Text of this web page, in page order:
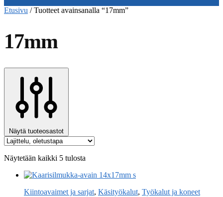
Etusivu /Tuotteet avainsanalla “17mm”
17mm
Näytä tuoteosastot
Näytetään kaikki 5 tulosta
Kiintoavaimet ja sarjat, Käsityökalut, Työkalut ja koneet